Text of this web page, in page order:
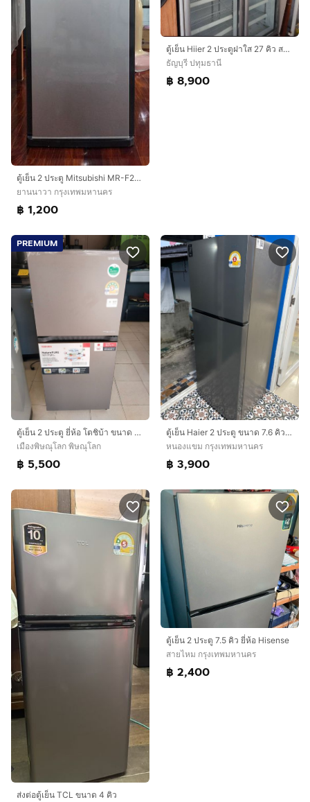
ตู้เย็น 2 ประตู Mitsubishi MR-F23G-SL ขนาด 7 คิว
ยานนาวา กรุงเทพมหานคร
฿ 1,200
ตู้เย็น Hiier 2 ประตูฝาใส 27 คิว สภาพดีมาก
ธัญบุรี ปทุมธานี
฿ 8,900
PREMIUM
ตู้เย็น 2 ประตู ยี่ห้อ โตชิบ้า ขนาด 6.4 คิวราคา 5,500 บาท
เมืองพิษณุโลก พิษณุโลก
฿ 5,500
ตู้เย็น Haier 2 ประตู ขนาด 7.6 คิว ความจุ 216 ลิตร
หนองแขม กรุงเทพมหานคร
฿ 3,900
ส่งต่อตู้เย็น TCL ขนาด 4 คิว
ตู้เย็น 2 ประตู 7.5 คิว ยี่ห้อ Hisense
สายไหม กรุงเทพมหานคร
฿ 2,400